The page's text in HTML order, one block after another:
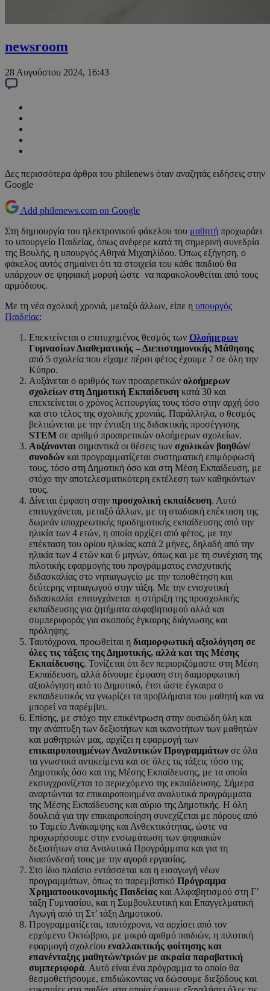
newsroom
28 Αυγούστου 2024, 16:43
Δες περισσότερα άρθρα του philenews όταν αναζητάς ειδήσεις στην
Google
Add philenews.com on Google
Στη δημιουργία του ηλεκτρονικού φάκελου του μαθητή προχωράει
το υπουργείο Παιδείας, όπως ανέφερε κατά τη σημερινή συνεδρία
της Βουλής, η υπουργός Αθηνά Μιχαηλίδου. Όπως εξήγηση, ο
φάκελος αυτός σημαίνει ότι τα στοιχεία του κάθε παιδιού θα
υπάρχουν σε ψηφιακή μορφή ώστε να παρακολουθείται από τους
αρμόδιους.
Με τη νέα σχολική χρονιά, μεταξύ άλλων, είπε η υπουργός
Παιδείας:
Επεκτείνεται ο επιτυχημένος θεσμός των Ολοήμερων
Γυμνασίων Διαθεματικής – Διεπιστημονικής Μάθησης
από 5 σχολεία που είχαμε πέρσι φέτος έχουμε 7 σε όλη την
Κύπρο.
Αυξάνεται ο αριθμός των προαιρετικών ολοήμερων
σχολείων στη Δημοτική Εκπαίδευση κατά 30 και
επεκτείνεται ο χρόνος λειτουργίας τους τόσο στην αρχή όσο
και στο τέλος της σχολικής χρονιάς. Παράλληλα, ο θεσμός
βελτιώνεται με την ένταξη της διδακτικής προσέγγισης
STEM σε αριθμό προαιρετικών ολοήμερων σχολείων.
Αυξάνονται σημαντικά οι θέσεις των σχολικών βοηθών/
συνοδών και προγραμματίζεται συστηματική επιμόρφωσή
τους, τόσο στη Δημοτική όσο και στη Μέση Εκπαίδευση, με
στόχο την αποτελεσματικότερη εκτέλεση των καθηκόντων
τους.
Δίνεται έμφαση στην προσχολική εκπαίδευση. Αυτό
επιτυγχάνεται, μεταξύ άλλων, με τη σταδιακή επέκταση της
δωρεάν υποχρεωτικής προδημοτικής εκπαίδευσης από την
ηλικία των 4 ετών, η οποία αρχίζει από φέτος, με την
επέκταση του ορίου ηλικίας κατά 2 μήνες, δηλαδή από την
ηλικία των 4 ετών και 6 μηνών, όπως και με τη συνέχιση της
πιλοτικής εφαρμογής του προγράμματος ενισχυτικής
διδασκαλίας στο νηπιαγωγείο με την τοποθέτηση και
δεύτερης νηπιαγωγού στην τάξη. Με την ενισχυτική
διδασκαλία επιτυγχάνεται η στήριξη της προσχολικής
εκπαίδευσης για ζητήματα αλφαβητισμού αλλά και
συμπεριφοράς για σκοπούς έγκαιρης διάγνωσης και
πρόληψης.
Ταυτόχρονα, προωθείται η διαμορφωτική αξιολόγηση σε
όλες τις τάξεις της Δημοτικής, αλλά και της Μέσης
Εκπαίδευσης. Τονίζεται ότι δεν περιοριζόμαστε στη Μέση
Εκπαίδευση, αλλά δίνουμε έμφαση στη διαμορφωτική
αξιολόγηση από το Δημοτικό, έτσι ώστε έγκαιρα ο
εκπαιδευτικός να γνωρίζει τα προβλήματα του μαθητή και να
μπορεί να παρέμβει.
Επίσης, με στόχο την επικέντρωση στην ουσιώδη ύλη και
την ανάπτυξη των δεξιοτήτων και ικανοτήτων των μαθητών
και μαθητριών μας, αρχίζει η εφαρμογή των
επικαιροποιημένων Αναλυτικών Προγραμμάτων σε όλα
τα γνωστικά αντικείμενα και σε όλες τις τάξεις τόσο της
Δημοτικής όσο και της Μέσης Εκπαίδευσης, με τα οποία
εκσυγχρονίζεται το περιεχόμενο της εκπαίδευσης. Σήμερα
αναρτώνται τα επικαιροποιημένα αναλυτικά προγράμματα
της Μέσης Εκπαίδευσης και αύριο της Δημοτικής. Η όλη
δουλειά για την επικαιροποίηση συνεχίζεται με πόρους από
το Ταμείο Ανάκαμψης και Ανθεκτικότητας, ώστε να
προχωρήσουμε στην ενσωμάτωση των ψηφιακών
δεξιοτήτων στα Αναλυτικά Προγράμματα και για τη
διασύνδεσή τους με την αγορά εργασίας.
Στο ίδιο πλαίσιο εντάσσεται και η εισαγωγή νέων
προγραμμάτων, όπως το παρεμβατικό Πρόγραμμα
Χρηματοοικονομικής Παιδείας και Αλφαβητισμού στη Γ’
τάξη Γυμνασίου, και η Συμβουλευτική και Επαγγελματική
Αγωγή από τη Στ’ τάξη Δημοτικού.
Προγραμματίζεται, ταυτόχρονα, να αρχίσει από τον
ερχόμενο Οκτώβριο, με μικρό αριθμό παιδιών, η πιλοτική
εφαρμογή σχολείου εναλλακτικής φοίτησης και
επανένταξης μαθητών/τριών με ακραία παραβατική
συμπεριφορά. Αυτό είναι ένα πρόγραμμα το οποίο θα
θεσμοθετήσουμε, επιδιώκοντας να δώσουμε διεξόδους και